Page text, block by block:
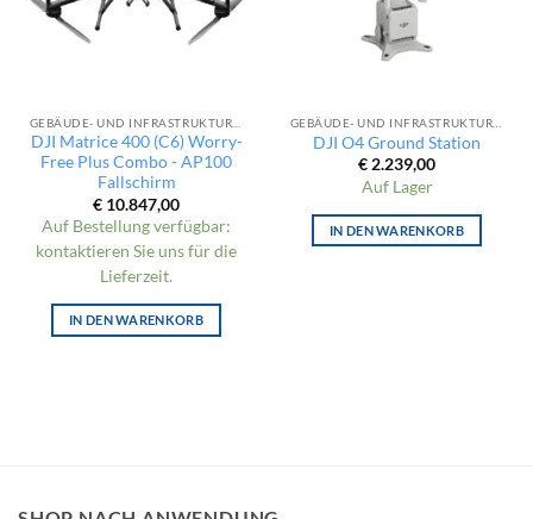
DJI Matrice 400 (C6) Worry-
Free Plus Combo - AP100
Fallschirm
€ 10.847,00
Auf Bestellung verfügbar:
kontaktieren Sie uns für die
Lieferzeit.
IN DEN WARENKORB
DJI O4 Ground Station
€2.239,00
Auf Lager
IN DEN WARENKORB